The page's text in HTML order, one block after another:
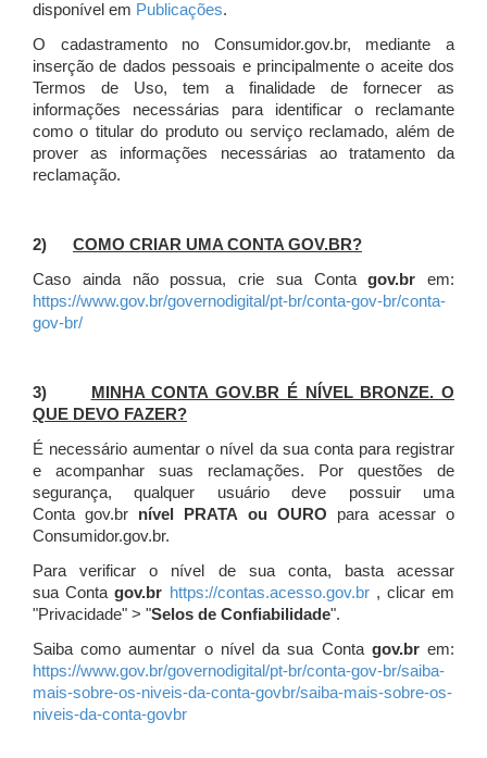
disponível em Publicações.
O cadastramento no Consumidor.gov.br, mediante a
inserção de dados pessoais e principalmente o aceite dos
Termos de Uso, tem a finalidade de fornecer as
informações necessárias para identificar o reclamante
como o titular do produto ou serviço reclamado, além de
prover as informações necessárias ao tratamento da
reclamação.
2) COMO CRIAR UMA CONTA GOV.BR?
Caso ainda não possua, crie sua Contagov.br em:
https://www.gov.br/governodigital/pt-br/conta-gov-br/conta-
gov-br/
3)
MINHA CONTA GOV.BR É NÍVEL BRONZE. O
QUE DEVO FAZER?
É necessário aumentar o nível da sua conta para registrar
e acompanhar suas reclamações. Por questões de
segurança, qualquer usuário deve possuir uma
Conta gov.br nível PRATA ou OURO para acessar o
Consumidor.gov.br.
Para verificar o nível de sua conta, basta acessar
sua Contagov.br https://contas.acesso.gov.br, clicar em
"Privacidade" > "Selos de Confiabilidade".
Saiba como aumentar o nível da sua Conta gov.brem:
https://www.gov.br/governodigital/pt-br/conta-gov-br/saiba-
mais-sobre-os-niveis-da-conta-govbr/saiba-mais-sobre-os-
niveis-da-conta-govbr